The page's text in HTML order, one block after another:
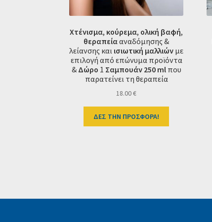
Χτένισμα, κούρεμα, ολική βαφή,
θεραπείααναδόμησης &
λείανσης και ισιωτική μαλλιών με
επιλογή από επώνυμα προϊόντα
&Δώρο 1 Σαμπουάν 250 ml που
παρατείνει τη θεραπεία
18.00€
ΔΕΣ ΤΗΝ ΠΡΟΣΦΟΡΑ!